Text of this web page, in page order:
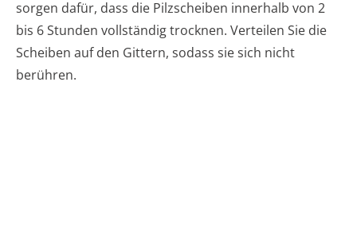
sorgen dafür, dass die Pilzscheiben innerhalb von 2
bis 6 Stunden vollständig trocknen. Verteilen Sie die
Scheiben auf den Gittern, sodass sie sich nicht
berühren.